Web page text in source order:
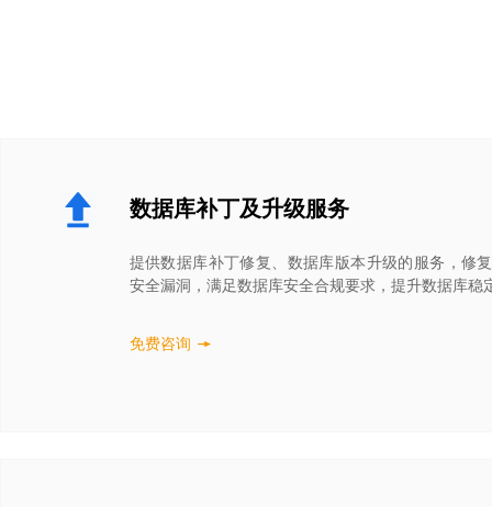
数据库补丁及升级服务
提供数据库补丁修复、数据库版本升级的服务，修
安全漏洞，满足数据库安全合规要求，提升数据库稳
免费咨询